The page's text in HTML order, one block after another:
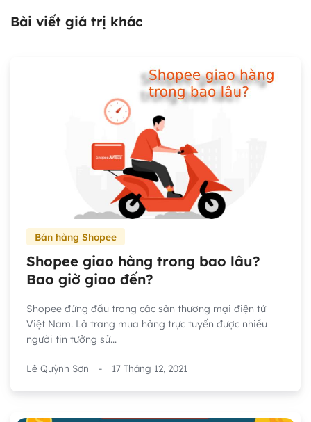
Bài viết giá trị khác
Bán hàng Shopee
Shopee giao hàng trong bao lâu?
Bao giờ giao đến?
Shopee đứng đầu trong các sàn thương mại điện tử
Việt Nam. Là trang mua hàng trực tuyến được nhiều
người tin tưởng sử...
Lê Quỳnh Sơn - 17 Tháng 12, 2021